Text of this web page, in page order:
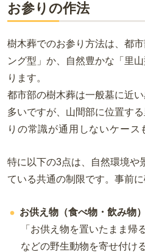
お参りの作法
樹木葬でのお参り方法は、都
ング型」か、自然豊かな「里
ります。
都市部の樹木葬は一般墓に近
多いですが、山間部に位置する
りの常識が通用しないケース
特に以下の3点は、自然環境や
ている共通の制限です。事前
お供え物（食べ物・飲み物）
「お供え物を置いたまま帰
などの野生動物を寄せ付け